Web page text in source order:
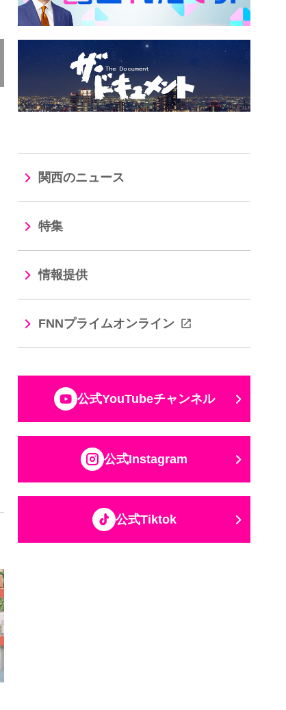
関西のニュース
特集
情報提供
FNNプライムオンライン
公式YouTubeチャンネル
公式Instagram
公式Tiktok